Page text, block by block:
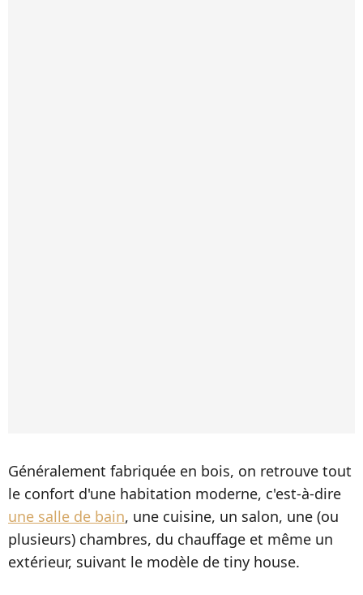
Généralement fabriquée en bois, on retrouve tout
le confort d'une habitation moderne, c'est-à-dire
une salle de bain, une cuisine, un salon, une (ou
plusieurs) chambres, du chauffage et même un
extérieur, suivant le modèle de tiny house.